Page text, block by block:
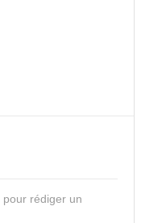
pour rédiger un